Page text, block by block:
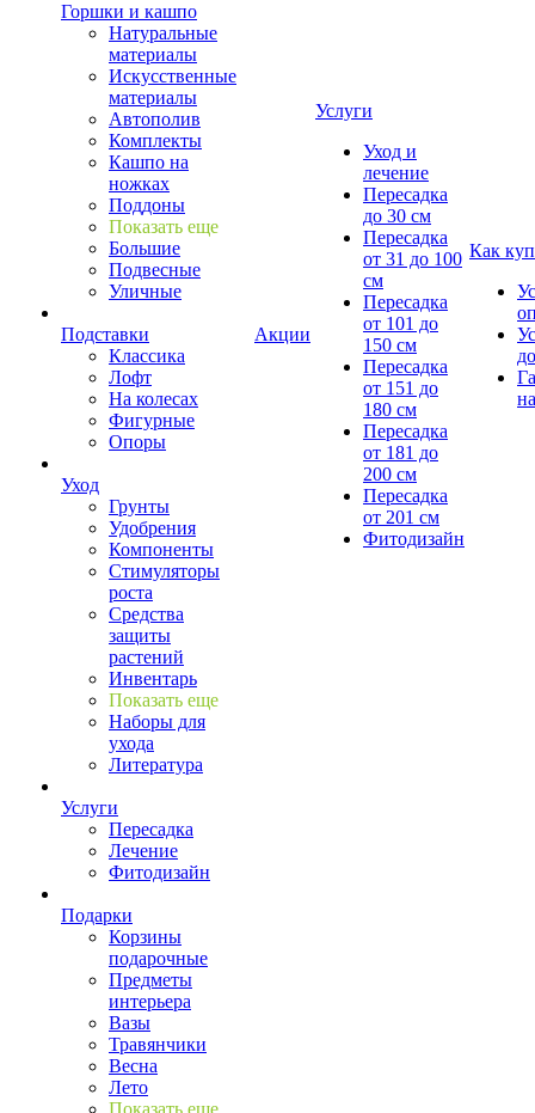
Горшки и кашпо
Натуральные
материалы
Искусственные
материалы
Автополив
Комплекты
Кашпо на
ножках
Поддоны
Показать еще
Большие
Подвесные
Уличные
Подставки
Классика
Лофт
На колесах
Фигурные
Опоры
Уход
Грунты
Удобрения
Компоненты
Стимуляторы
роста
Средства
защиты
растений
Инвентарь
Показать еще
Наборы для
ухода
Литература
Услуги
Пересадка
Лечение
Фитодизайн
Подарки
Корзины
подарочные
Предметы
интерьера
Вазы
Травянчики
Весна
Лето
Акции
Услуги
Уход и
лечение
Пересадка
до 30 см
Пересадка
от 31 до 100
см
Пересадка
от 101 до
150 см
Пересадка
от 151 до
180 см
Пересадка
от 181 до
200 см
Пересадка
от 201 см
Фитодизайн
Как